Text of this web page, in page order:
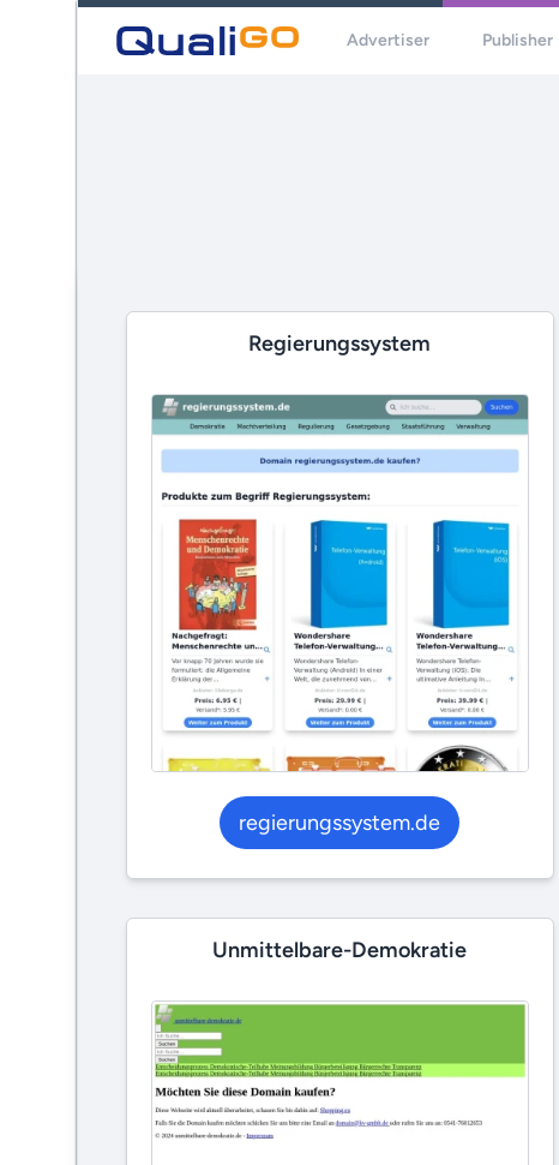
Advertiser Publisher
Regierungssystem
regierungssystem.de
Unmittelbare-Demokratie